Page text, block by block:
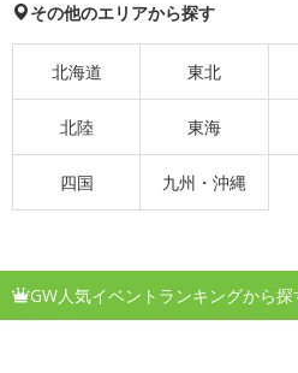
その他のエリアから探す
北海道 東北
北陸 東海
四国 九州・沖縄
GW人気イベントランキングから探